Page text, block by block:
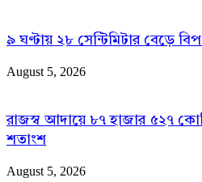
৯ ঘণ্টায় ২৮ সেন্টিমিটার বেড়ে
August 5, 2026
রাজস্ব আদায়ে ৮৭ হাজার ৫২৭
শতাংশ
August 5, 2026